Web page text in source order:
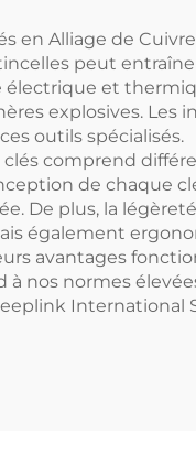
en Alliage de
peut
et
explosives. Les
outils spécialisés.
comprend
de chaque
De plus, la
également
avantages
à nos normes
International